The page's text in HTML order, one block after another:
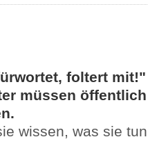
foltert
müssen
wissen, was sie tun